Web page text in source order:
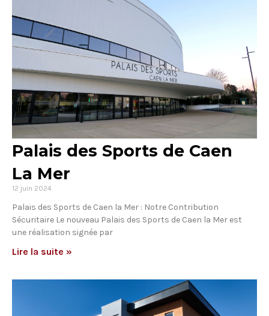
Palais des Sports de Caen
La Mer
12 juin 2024
Palais des Sports de Caen la Mer : Notre Contribution
Sécuritaire Le nouveau Palais des Sports de Caen la Mer est
une réalisation signée par
Lire la suite »